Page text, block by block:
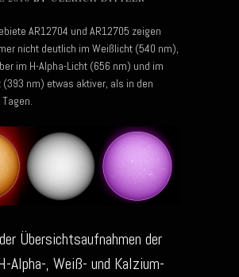
AR12704 und AR12705 zeigen
nicht deutlich im Weißlicht (540 nm),
im H-Alpha-Licht (656 nm) und im
(393 nm) etwas aktiver, als in den
Übersichtsaufnahmen der
Alpha-, Weiß- und Kalzium-